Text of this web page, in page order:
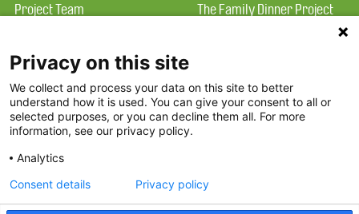
Project Team
Terms of Use
FAQ
FDP in the News
Partners
The Family Dinner Project
Square, Suite 900
Boston, MA 02114
Threads
Privacy on this site
We collect and process your data on this site to better
understand how it is used. You can give your consent to all or
selected purposes, or you can decline them all. For more
information, see our privacy policy.
Analytics
Consent details
Privacy policy